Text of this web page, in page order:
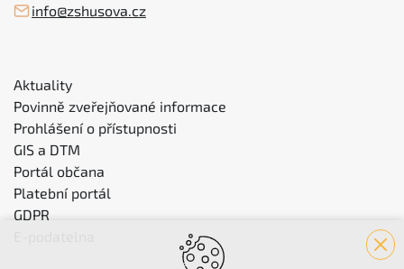
info@zshusova.cz
Aktuality
Povinně zveřejňované informace
Prohlášení o přístupnosti
GIS a DTM
Portál občana
Platební portál
GDPR